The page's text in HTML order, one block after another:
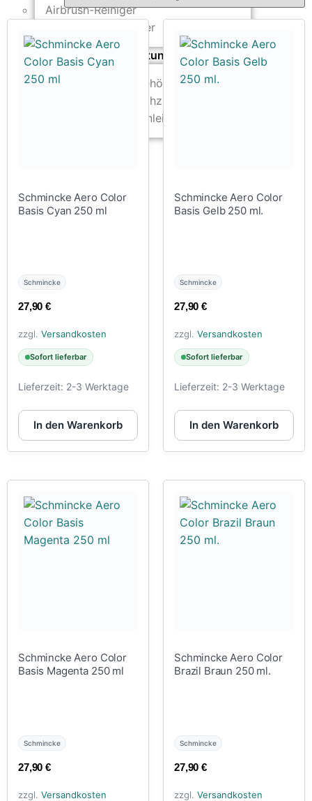
Airbrush-Reiniger
Luftreinigung & Filter
Zubehör & Ausstattung
Arbeitsplatz & Zubehör
Leerbehälter & Mischzubehör
Spezialliteratur & Anleitungen
Schmincke Aero Color
Basis Cyan 250 ml
Schmincke
27,90€
zzgl. Versandkosten
Sofort lieferbar
Lieferzeit: 2-3 Werktage
In den Warenkorb
Schmincke Aero Color
Basis Gelb 250 ml.
Schmincke
27,90€
zzgl. Versandkosten
Sofort lieferbar
Lieferzeit: 2-3 Werktage
In den Warenkorb
Schmincke Aero Color
Basis Magenta 250 ml
Schmincke
27,90€
zzgl. Versandkosten
Schmincke Aero Color
Brazil Braun 250 ml.
Schmincke
27,90€
zzgl. Versandkosten